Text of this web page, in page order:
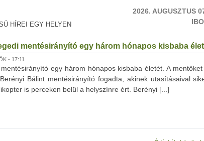
HÍREI EGY HELYEN
2026. AUGUSZTUS
mentésirányító egy három hónapos kisbaba
- 17:11
egy három hónapos kisbaba életét. A
Bálint mentésirányító fogadta, akinek utasításaival
is perceken belül a helyszínre ért. Berényi [...]